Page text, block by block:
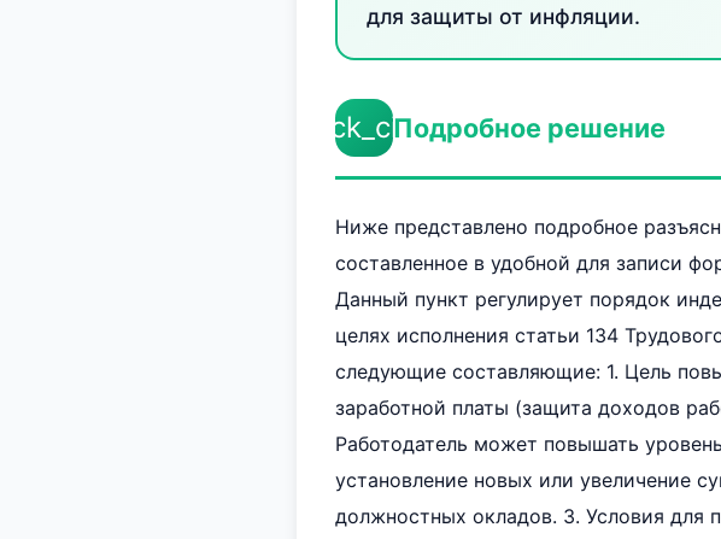
для защиты от инфляции.
check_circleПодробное решение
Ниже представлено подробное
составленное в удобной для записи
Данный пункт регулирует порядок
целях исполнения статьи 134
следующие составляющие: 1. Цель
заработной платы (защита доходов
Работодатель может повышать
установление новых или увеличение
должностных окладов. 3. Условия для